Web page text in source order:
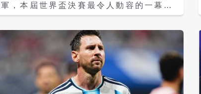
多人支持西班牙正是因為西班牙長期堅定
持巴勒斯坦國家的感謝與和平訴求。 巴
勒斯坦總統阿巴斯（Mahmoud
Abbas）致函西班牙國王費利佩六世
（Felipe VI）與總理桑切斯（Pedro
Snchez），稱讚這是「重大的全球體育
成就」。哈瑪斯（Hamas）也發表聲明
軍，本屆世界盃決賽最令人動容的一幕莫
過於39歲阿根廷球王梅西（Lionel
（Lamine Yamal）深深相擁；不過另
一方面，賽後阿根廷部分球員卻與西班牙
球隊爆發全武行，強烈對比成為本屆決賽
最鮮明的兩種風景。 「無敵艦隊」西班
牙今天在世界盃決賽歷經延長賽，以1比
0擊敗衛冕軍阿根廷，睽違16年再度奪下